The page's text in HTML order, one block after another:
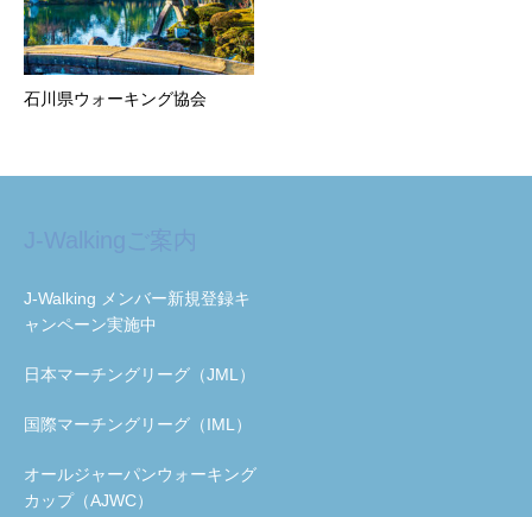
石川県ウォーキング協会
J-Walking メンバー新規登録キ
ャンペーン実施中
日本マーチングリーグ（JML）
国際マーチングリーグ（IML）
オールジャーパンウォーキング
カップ（AJWC）